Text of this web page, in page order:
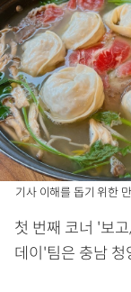
기사 이해를 돕기 위한
첫 번째 코너 '보
데이'팀은 충남 청